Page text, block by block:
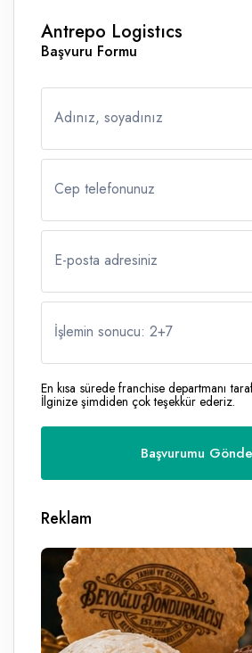
Antrepo Logistıcs
Başvuru Formu
Adınız, soyadınız
Cep telefonunuz
E-posta adresiniz
İşlemin sonucu: 2+7
En kısa sürede franchise departmanı
İlginize şimdiden çok teşekkür ederiz.
Reklam